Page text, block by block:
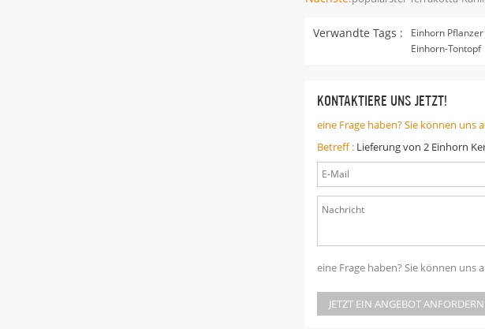
Verwandte Tags : Einhorn
Einhorn-Tontopf
KONTAKTIERE UNS JETZT!
eine Frage haben? Sie können uns
Betreff : Lieferung von 2 Einhorn
eine Frage haben? Sie können uns
JETZT EIN ANGEBOT ANFORDERN!